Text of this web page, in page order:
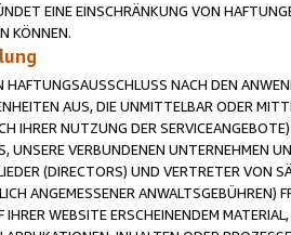
EINE EINSCHRÄNKUNG VON
KÖNNEN.
NACH DEN
AUS, DIE UNMITTELBAR ODER
IHRER NUTZUNG DER
UNSERE VERBUNDENEN UNTERNEHMEN
(DIRECTORS) UND VERTRETER VON
ANGEMESSENER
IHRER WEBSITE ERSCHEINENDEM